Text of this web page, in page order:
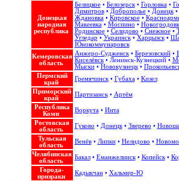
Донецкая
народная
республика
Белицкое• Белозерск• Горловка•
Димитров• Доброполье• Донецк•
Ждановка• Кировское•
Макеевка• Моспино •
Родинское• Селидово • Снежное•
Угледар • Украинск• Харцызск•
Юнокоммунаровск
Кемеровская
область
Анжеро-Судженск• Березовский•
Киселёвск• Ленинск-Кузнецкий•
Мыски• Новокузнецк•
Пермский
край
Гремячинск• Губаха• Кизел
Приморский
край
Партизанск• Артём
Республика
Коми
Воркута• Инта
Ростовская
область
Гуково • Донецк• Зверево •
Тульская
область
Венёв• Липки• Нелидово •
Челябинская
область
Бакал• Еманжелинск• Копейск•
Города-
призраки
Кадыкчан• Хальмер-Ю